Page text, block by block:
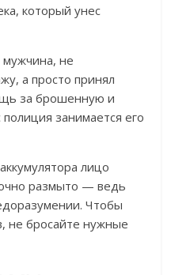
который унес
не
а просто принял
за брошенную и
занимается его
лицо
размыто — ведь
Чтобы
не бросайте нужные